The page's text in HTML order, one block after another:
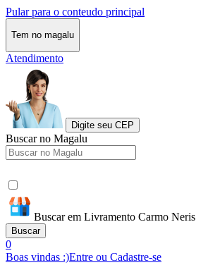
Pular para o conteudo principal
Tem no magalu
Atendimento
Digite seu CEP
Buscar no Magalu
Buscar em Livramento Carmo Neris
Buscar
0
Boas vindas :)Entre ou Cadastre-se